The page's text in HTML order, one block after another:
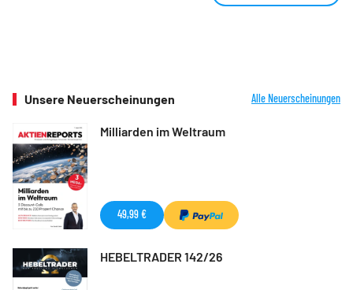
Unsere Neuerscheinungen Alle Neuerscheinungen
Milliarden im Weltraum
49,99 €
HEBELTRADER 142/26